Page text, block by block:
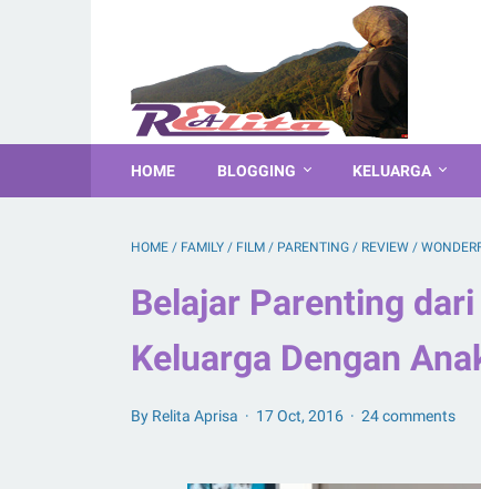
HOME BLOGGING KELUARGA
HOME / FAMILY / FILM / PARENTING / REVIEW /
Belajar Parenting
Keluarga Dengan
By Relita Aprisa 17 Oct, 2016 24 comments